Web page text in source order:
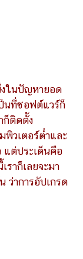
ในปัญหายอด
นที่ซอฟต์แวร์ก็
ก็ติดตั้ง
พิวเตอร์ต่ำและ
แต่ประเด็นคือ
ราก็เลยจะมา
ว่าการอัปเกรด